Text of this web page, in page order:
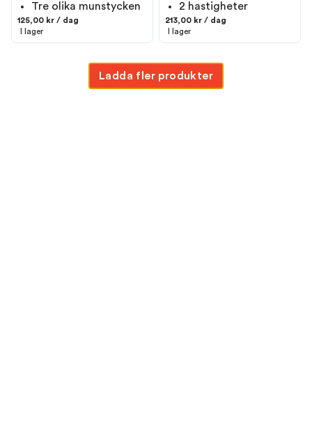
Tre olika munstycken
125,00 kr / dag
I lager
2 hastigheter
213,00 kr / dag
I lager
Ladda fler produkter